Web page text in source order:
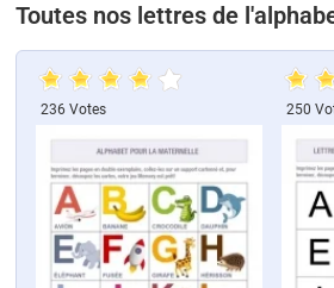
Toutes nos lettres de
236 Votes 250